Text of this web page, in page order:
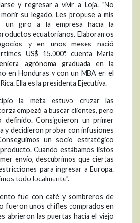
y regresar a vivir a Loja. "No
su legado. Les propuse a mis
un giro a la empresa hacia la
ecuatorianos. Elaboramos
y en unos meses nació
US$ 15.000", cuenta María
agrónoma graduada en la
en Honduras y con un MBA en el
Ella es la presidenta Ejecutiva.
la meta estuvo cruzar las
empezó a buscar clientes, pero
definido. Consiguieron un primer
y decidieron probar con infusiones
un socio estratégico
Cuando estábamos listos
envío, descubrimos que ciertas
para ingresar a Europa.
todo localmente".
fue con café y sombreros de
fueron unos chifles comprados en
abrieron las puertas hacia el viejo